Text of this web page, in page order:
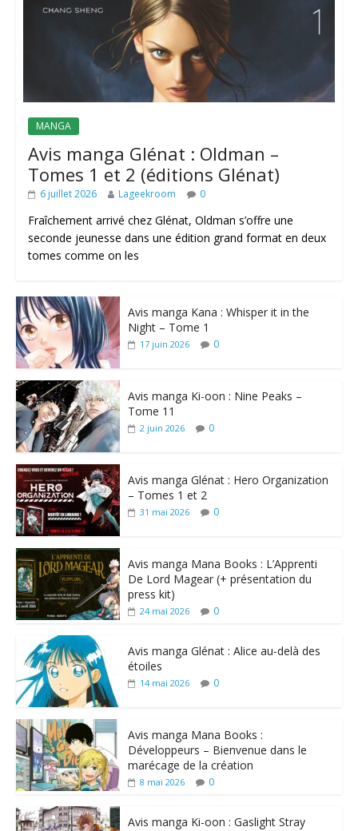
MANGA
Avis manga Glénat : Oldman –
Tomes 1 et 2 (éditions Glénat)
6 juillet 2026 Lageekroom 0
Fraîchement arrivé chez Glénat, Oldman s’offre une
seconde jeunesse dans une édition grand format en deux
tomes comme on les
Avis manga Kana : Whisper it in the
Night – Tome 1
17 juin 2026 0
Avis manga Ki-oon : Nine Peaks –
Tome 11
2 juin 2026 0
Avis manga Glénat : Hero Organization
– Tomes 1 et 2
31 mai 2026 0
Avis manga Mana Books : L’Apprenti
De Lord Magear (+ présentation du
press kit)
24 mai 2026 0
Avis manga Glénat : Alice au-delà des
étoiles
14 mai 2026 0
Avis manga Mana Books :
Développeurs – Bienvenue dans le
marécage de la création
8 mai 2026 0
Avis manga Ki-oon : Gaslight Stray